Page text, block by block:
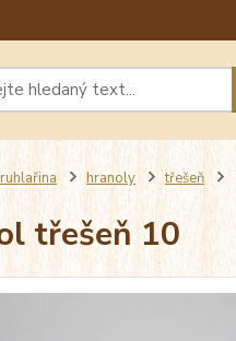
hranoly třešeň
třešeň 10